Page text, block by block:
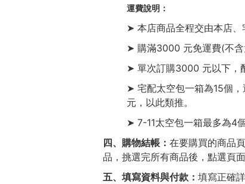
運費說明：
➤ 本店商品全程交由本店、
➤ 購滿3000 元免運費(不
➤ 單次訂購3000 元以下，
➤ 宅配太空包一箱為15個
元，以此類推。
➤ 7-11太空包一箱最多為4
四、購物結帳： 在要購買的商品
品，挑選完所有商品後，點選頁
五、填寫資料與付款： 填寫正確